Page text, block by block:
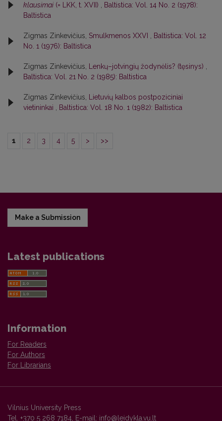
klausimai (= LKK, t. XVII)
Baltistica: Vol. 14 No. 2 (1978):
Baltistica
Zigmas Zinkevičius, Smulkmenos XXVI
Baltistica: Vol. 12
No. 1 (1976): Baltistica
Zigmas Zinkevičius, Lenkų–jotvingių žodynėlis? (tęsinys)
Baltistica: Vol. 21 No. 2 (1985): Baltistica
Zigmas Zinkevičius,
Lietuvių kalbos postpoziciniai
vietininkai
Baltistica: Vol. 18 No. 1 (1982): Baltistica
1 2 3 4 5 > >>
Make a Submission
Latest publications
Information
For Readers
For Authors
For Librarians
Vilnius University Press
Tel. +370 5 268 7184, E-mail: info@leidykla.vu.lt